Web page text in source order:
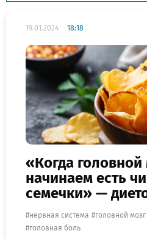
19.01.2024 18:18
«Когда головной
начинаем есть
семечки» —
нервная система головной мозг
головная боль